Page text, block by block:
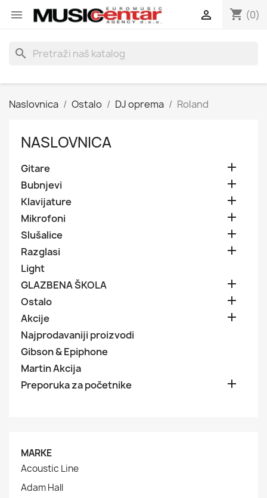
 shopping_cart (0)

search
Naslovnica Ostalo DJ oprema Roland
NASLOVNICA
Gitare 
Bubnjevi 
Klavijature 
Mikrofoni 
Slušalice 
Razglasi 
Light
GLAZBENA ŠKOLA

Ostalo 
Akcije 
Najprodavaniji proizvodi
Gibson & Epiphone
Martin Akcija
Preporuka za početnike

MARKE
Acoustic Line
Adam Hall